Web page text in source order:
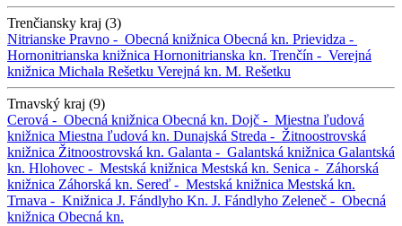
Trenčiansky kraj (3)
Nitrianske Pravno - Obecná knižnica Obecná kn. Prievidza -
Hornonitrianska knižnica Hornonitrianska kn. Trenčín - Verejná
knižnica Michala Rešetku Verejná kn. M. Rešetku
Trnavský kraj (9)
Cerová - Obecná knižnica Obecná kn. Dojč - Miestna ľudová
knižnica Miestna ľudová kn. Dunajská Streda - Žitnoostrovská
knižnica Žitnoostrovská kn. Galanta - Galantská knižnica Galantská
kn. Hlohovec - Mestská knižnica Mestská kn. Senica - Záhorská
knižnica Záhorská kn. Sereď - Mestská knižnica Mestská kn.
Trnava - Knižnica J. Fándlyho Kn. J. Fándlyho Zeleneč - Obecná
knižnica Obecná kn.